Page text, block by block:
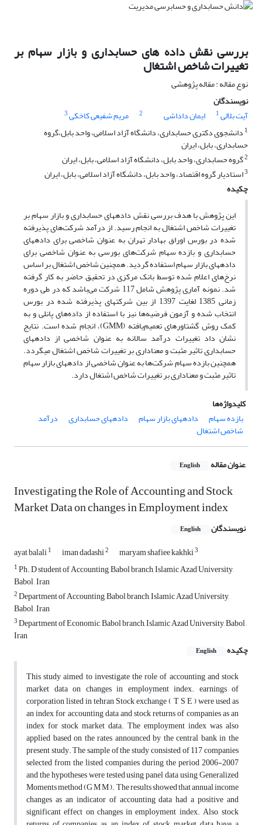
بررسی نقش داده‏ های حسابداری و بازار سهام بر
تغییرات شاخص اشتغال
نوع مقاله : مقاله پژوهشی
نویسندگان
آیت بلالی1 ایمان داداشی 2 مریم شفیعی کاخکی3
1 دانشجوی دکتری حسابداری، دانشگاه آزاد اسلامی، واحد بابل،گروه
حسابداری، بابل، ایران
2گروه حسابداری، واحد بابل، دانشگاه آزاد اسلامی، بابل، ایران
3استادیار گروه اقتصاد، واحد بابل، دانشگاه آزاد اسلامی، بابل، ایران
چکیده
این پژوهش با هدف بررسی نقش داده‎های حسابداری و بازار سهام بر
تغییرات شاخص اشتغال به انجام رسید. از درآمد شرکت‌های پذیرفته
شده در بورس اوراق بهادار تهران به عنوان شاخصی برای داده‎های
حسابداری و بازده سهام شرکت‌های بورسی به عنوان شاخصی برای
داده‎های بازار سهام استفاده گردید. همچنین شاخص اشتغال بر اساس
نرخ‌های اعلام شده توسط بانک مرکزی در تحقیق حاضر به کار گرفته
شد. نمونه آماری پژوهش شامل 117 شرکت می‌باشد که در طی دوره
زمانی 1385 لغایت 1397 از بین شرکت‎های پذیرفته شده در بورس
انتخاب شده و آزمون فرضیه‌ها نیز با استفاده از داده‌های پانلی و به
کمک روش گشتاورهای تعمیم‌یافته (GMM)، انجام شده است. نتایج
نشان داد تغییرات درآمد سالانه به عنوان شاخصی از داده‎های
حسابداری تاثیر مثبت و معناداری بر تغییرات شاخص اشتغال می‎گردد.
همچنین بازده سهام شرکت‌ها به عنوان شاخصی از داده‎های بازار سهام
تاثیر مثبت و معناداری بر تغییرات شاخص اشتغال دارد.
کلیدواژه‌ها
بازده سهام
داده‏های بازار سهام داده‏های حسابداری درآمد
شاخص اشتغال
عنوان مقاله English
Investigating the Role of Accounting and Stock
Market Data on changes in Employment index
نویسندگان English
ayat balali1 iman dadashi2 maryam shafiee kakhki3
1Ph. D student of Accounting, Babol branch, Islamic Azad University,
Babol , Iran
2Department of Accounting, Babol branch, Islamic Azad University,
Babol , Iran
3Department of Economic, Babol branch, Islamic Azad University, Babol ,
Iran
چکیده
English
This study aimed to investigate the role of accounting and stock
market data on changes in employment index. earnings of
corporation listed in tehran Stock exchange ( T S E ) were used as
an index for accounting data and stock returns of companies as an
index for stock market data. The employment index was also
applied based on the rates announced by the central bank in the
present study. The sample of the study consisted of 117 companies
selected from the listed companies during the period 2006-2007
and the hypotheses were tested using panel data using Generalized
Moments method (G M M ). The results showed that annual income
changes as an indicator of accounting data had a positive and
significant effect on changes in employment index. Also, stock